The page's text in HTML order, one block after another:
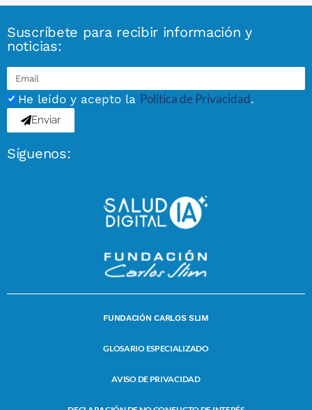
Suscríbete para recibir información y
noticias:
He leído y acepto la Política de Privacidad.
Enviar
Síguenos:
FUNDACIÓN CARLOS SLIM
GLOSARIO ESPECIALIZADO
AVISO DE PRIVACIDAD